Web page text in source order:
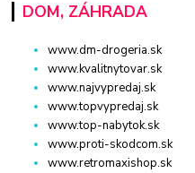
DOM, ZÁHRADA
www.dm-drogeria.sk
www.kvalitnytovar.sk
www.najvypredaj.sk
www.topvypredaj.sk
www.top-nabytok.sk
www.proti-skodcom.sk
www.retromaxishop.sk